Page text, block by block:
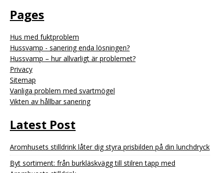
Pages
Hus med fuktproblem
Hussvamp - sanering enda lösningen?
Hussvamp – hur allvarligt är problemet?
Privacy
Sitemap
Vanliga problem med svartmögel
Vikten av hållbar sanering
Latest Post
Aromhusets stilldrink låter dig styra prisbilden på din lunchdryck
Byt sortiment: från burkläskvägg till stilren tapp med